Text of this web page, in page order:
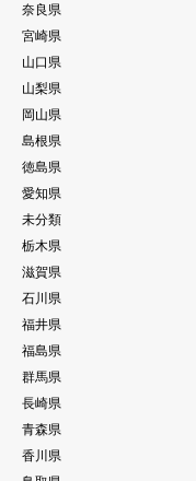
奈良県
宮崎県
山口県
山梨県
岡山県
島根県
徳島県
愛知県
未分類
栃木県
滋賀県
石川県
福井県
福島県
群馬県
長崎県
青森県
香川県